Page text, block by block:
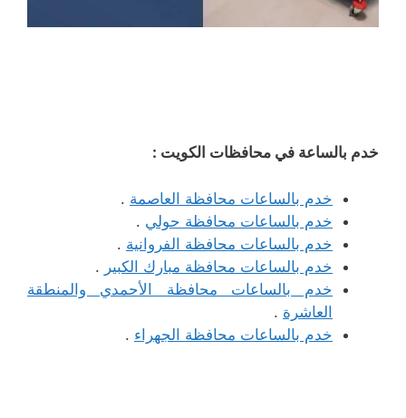
خدم بالساعة في محافظات الكويت :
خدم بالساعات محافظة العاصمة .
خدم بالساعات محافظة حولي .
خدم بالساعات محافظة الفروانية .
خدم بالساعات محافظة مبارك الكبير .
خدم بالساعات محافظة الأحمدي والمنطقة
العاشرة .
خدم بالساعات محافظة الجهراء .